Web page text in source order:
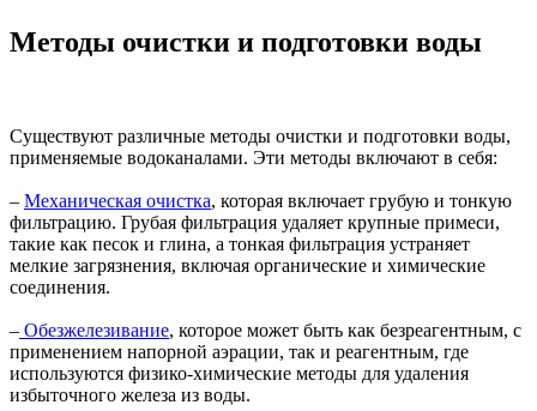
Методы очистки и подготовки воды
Существуют различные методы очистки и подготовки воды,
применяемые водоканалами. Эти методы включают в себя:
– Механическая очистка, которая включает грубую и тонкую
фильтрацию. Грубая фильтрация удаляет крупные примеси,
такие как песок и глина, а тонкая фильтрация устраняет
мелкие загрязнения, включая органические и химические
соединения.
– Обезжелезивание, которое может быть как безреагентным, с
применением напорной аэрации, так и реагентным, где
используются физико-химические методы для удаления
избыточного железа из воды.